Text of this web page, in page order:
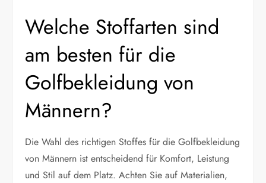
Welche Stoffarten sind
am besten für die
Golfbekleidung von
Männern?
Die Wahl des richtigen Stoffes für die Golfbekleidung
von Männern ist entscheidend für Komfort, Leistung
und Stil auf dem Platz. Achten Sie auf Materialien,